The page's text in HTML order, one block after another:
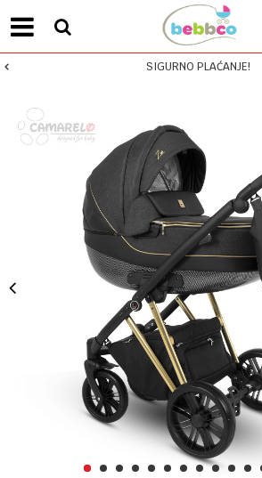
SIGURNO PLAĆANJE!
1 2 3 4 5 6 7 8 9 1011